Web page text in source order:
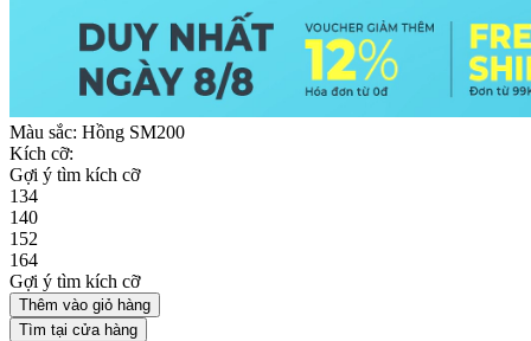
Màu sắc: Hồng SM200
Kích cỡ:
Gợi ý tìm kích cỡ
134
140
152
164
Gợi ý tìm kích cỡ
Thêm vào giỏ hàng
Tìm tại cửa hàng